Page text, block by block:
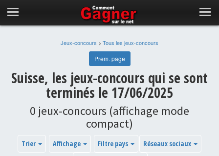
Jeux-concours > Tous les jeux-concours
Prem. page
Suisse, les jeux-concours qui se sont
terminés le 17/06/2025
0 jeux-concours (affichage mode
compact)
Trier Affichage Filtre pays
Réseaux sociaux